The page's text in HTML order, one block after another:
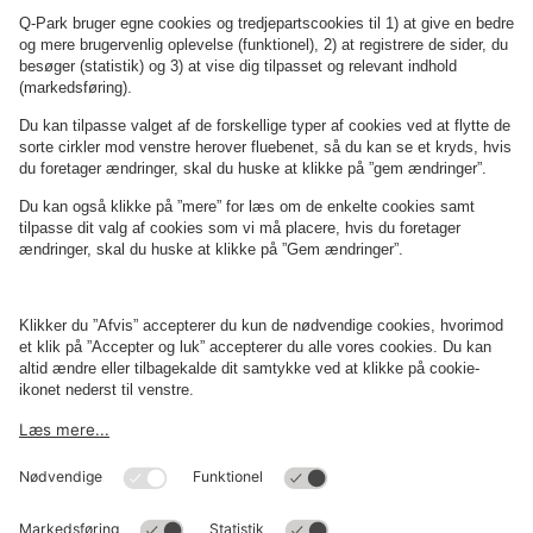
Økolariet Conrads
OmQ-Park
Erhverv
Betingelser og politikker